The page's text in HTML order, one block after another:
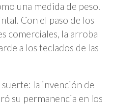
una medida de peso.
Con el paso de los
comerciales, la arroba
a los teclados de las
la invención de
su permanencia en los